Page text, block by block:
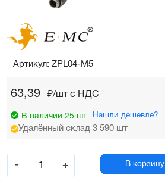
63,39 ₽/шт c НДС
В наличии 25 шт Нашли дешевле?
Удалённый склад 3 590 шт
- + В корзину
Артикул: ZPL04-M5